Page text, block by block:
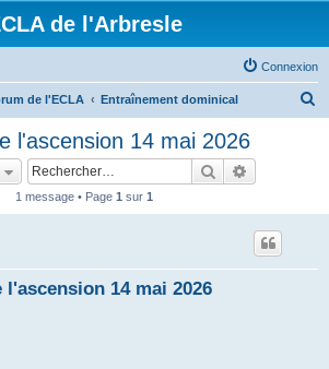
de l'Arbresle
Connexion
de l'ECLA Entraînement dominical
l'ascension 14 mai 2026
Rechercher
1 message • Page 1 sur 1
14 mai 2026